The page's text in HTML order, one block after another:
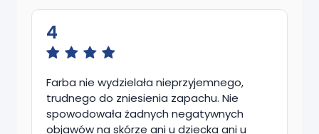
4
Farba nie wydzielała nieprzyjemnego,
trudnego do zniesienia zapachu. Nie
spowodowała żadnych negatywnych
objawów na skórze ani u dziecka ani u